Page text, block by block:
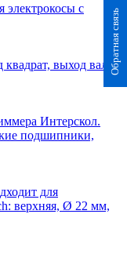
Обратная связь
электрокосы с
квадрат, выход вала
Интерскол.
подшипники,
для
верхняя, Ø 22 мм,